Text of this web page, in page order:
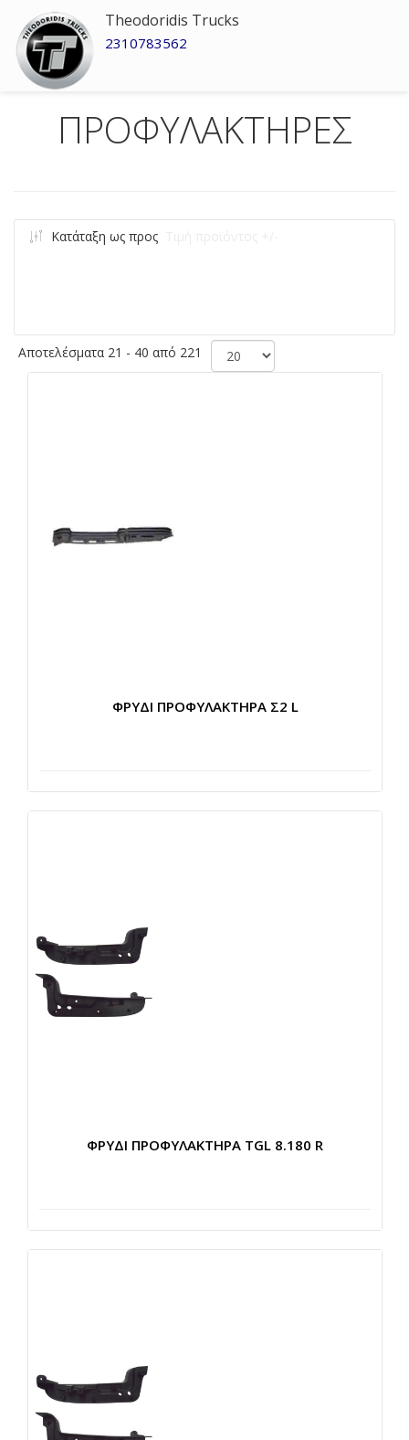
Theodoridis Trucks
2310783562
ΠΡΟΦΥΛΑΚΤΗΡΕΣ
Κατάταξη ως προς
Αποτελέσματα 21 - 40 από 221
ΦΡΥΔΙ ΠΡΟΦΥΛΑΚΤΗΡΑ Σ2 L
ΦΡΥΔΙ ΠΡΟΦΥΛΑΚΤΗΡΑ TGL 8.180 R